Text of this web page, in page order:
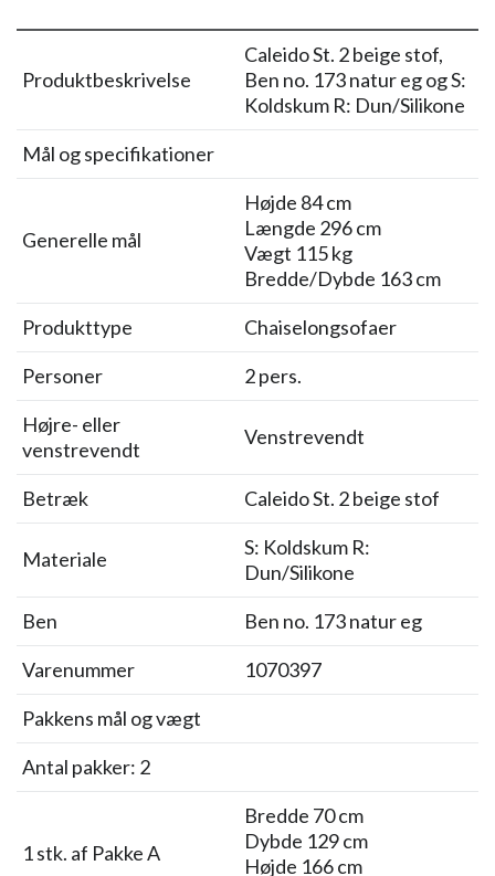
Produktbeskrivelse
Caleido St. 2 beige stof,
Ben no. 173 natur eg og S:
Koldskum R: Dun/Silikone
Mål og specifikationer
Generelle mål
Højde 84 cm
Længde 296 cm
Vægt 115 kg
Bredde/Dybde 163 cm
Produkttype
Chaiselongsofaer
Personer
2 pers.
Højre- eller
venstrevendt
Venstrevendt
Betræk Caleido St. 2 beige stof
Materiale
S: Koldskum R:
Dun/Silikone
Ben
Ben no. 173 natur eg
Varenummer
1070397
Pakkens mål og vægt
Antal pakker: 2
1 stk. af Pakke A
Bredde 70 cm
Dybde 129 cm
Højde 166 cm